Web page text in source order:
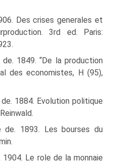
Des crises generales et
3rd ed. Paris:
de. 1849. “De la production
des economistes, H (95),
1884. Evolution politique
de. 1893. Les bourses du
1904. Le role de la monnaie